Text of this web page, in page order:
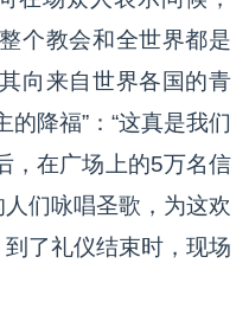
个教会和全世界都是
向来自世界各国的青
降福”：“这真是我们
，在广场上的5万名信
们咏唱圣歌，为这欢
了礼仪结束时，现场